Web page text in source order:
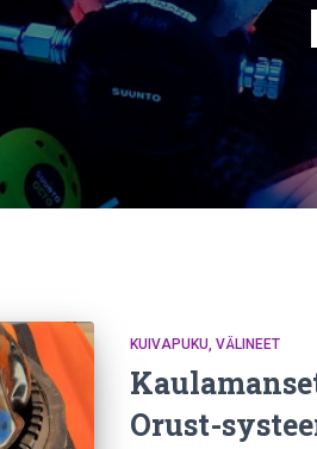
KUIVAPUKU VÄLINEET
Orust-